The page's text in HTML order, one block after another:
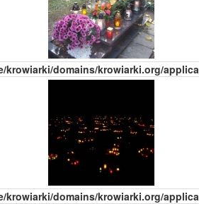
krowiarki/domains/krowiarki.org/
krowiarki/domains/krowiarki.org/